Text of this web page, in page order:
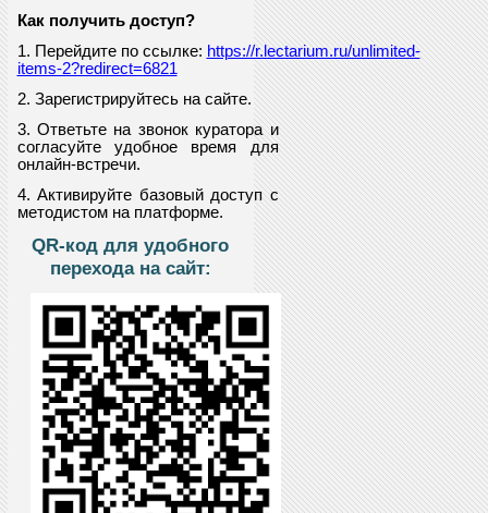
Как получить доступ?
1. Перейдите по ссылке: https://r.lectarium.ru/unlimited-
items-2?redirect=6821
2. Зарегистрируйтесь на сайте.
3. Ответьте на звонок куратора и
согласуйте удобное время для
онлайн-встречи.
4. Активируйте базовый доступ с
методистом на платформе.
QR-код для удобного
перехода на сайт: